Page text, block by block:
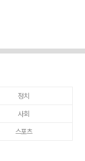
정치
사회
스포츠